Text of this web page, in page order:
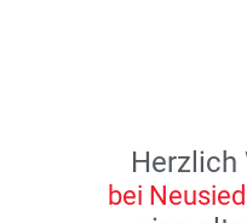
Herzlich
bei